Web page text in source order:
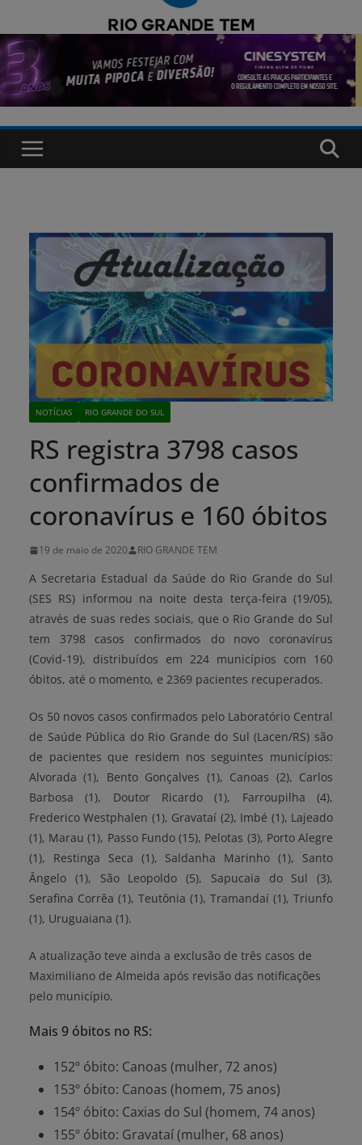
NOTÍCIAS RIO GRANDE DO SUL
RS registra 3798 casos
confirmados de
coronavírus e 160 óbitos
19 de maio de 2020 RIO GRANDE TEM
A Secretaria Estadual da Saúde do Rio Grande do Sul
(SES RS) informou na noite desta terça-feira (19/05),
através de suas redes sociais, que o Rio Grande do Sul
tem 3798 casos confirmados do novo coronavírus
(Covid-19), distribuídos em 224 municípios com 160
óbitos, até o momento, e 2369 pacientes recuperados.
Os 50 novos casos confirmados pelo Laboratório Central
de Saúde Pública do Rio Grande do Sul (Lacen/RS) são
de pacientes que residem nos seguintes municípios:
Alvorada (1), Bento Gonçalves (1), Canoas (2), Carlos
Barbosa (1), Doutor Ricardo (1), Farroupilha (4),
Frederico Westphalen (1), Gravataí (2), Imbé (1), Lajeado
(1), Marau (1), Passo Fundo (15), Pelotas (3), Porto Alegre
(1), Restinga Seca (1), Saldanha Marinho (1), Santo
Ângelo (1), São Leopoldo (5), Sapucaia do Sul (3),
Serafina Corrêa (1), Teutônia (1), Tramandaí (1), Triunfo
(1), Uruguaiana (1).
A atualização teve ainda a exclusão de três casos de
Maximiliano de Almeida após revisão das notificações
pelo município.
Mais 9 óbitos no RS:
152º óbito: Canoas (mulher, 72 anos)
153º óbito: Canoas (homem, 75 anos)
154º óbito: Caxias do Sul (homem, 74 anos)
155º óbito: Gravataí (mulher, 68 anos)